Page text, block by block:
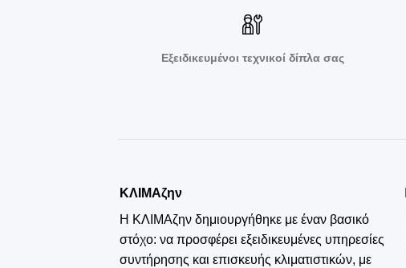
Εξειδικευμένοι τεχνικοί δίπλα σας
ΚΛΙΜΑζην
Η ΚΛΙΜΑζην δημιουργήθηκε με έναν βασικό
στόχο: να προσφέρει εξειδικευμένες υπηρεσίες
συντήρησης και επισκευής κλιματιστικών, με